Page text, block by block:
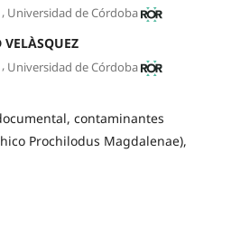
, Universidad de Córdoba
VELÀSQUEZ
, Universidad de Córdoba
contaminantes
Prochilodus Magdalenae),